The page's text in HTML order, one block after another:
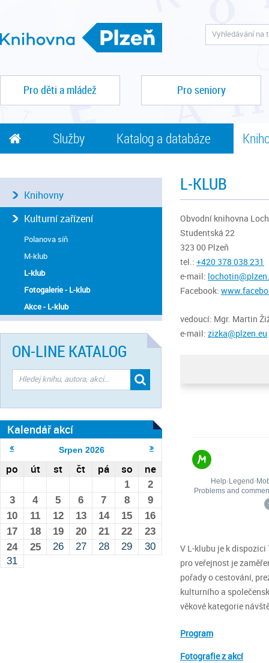
Pro děti a mládež Pro seniory
Služby Katalog a databáze
L-KLUB
Obvodní knihovna
Studentská 22
323 00 Plzeň
tel.: +420 378 038 231
e-mail:
Facebook:
vedoucí: Mgr. Martin
e-mail: zizka@plzen.eu
V L-klubu je k
pro veřejnost je
pořady o cestování,
kulturního a
věkové kategorie
Program
Fotografie z akcí
Knihovny
Kulturní zařízení
Polanova síň
M-klub
L-klub
Fotogalerie - L-klub
Akce - L-klub
ON-LINE KATALOG
Kalendář akcí
Srpen 2026
po út st čt pá so ne
1
2
3
4 5 6 7 8
9
10
11 12 13 14 15
16
17
18 19 20 21 22
23
24
25 26 27 28 29
30
31